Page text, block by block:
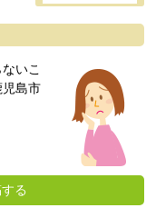
いこ
児島市
る